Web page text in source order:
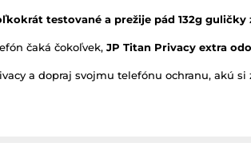
testované a prežije pád 132g
čaká čokoľvek, JP Titan Privacy extra
a dopraj svojmu telefónu ochranu, akú si